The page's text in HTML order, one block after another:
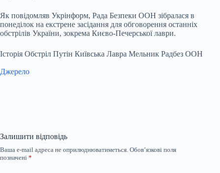
Як повідомляв Укрінформ, Рада Безпеки ООН зібралася в
понеділок на екстрене засідання для обговорення останніх
обстрілів України, зокрема Києво-Печерської лаври.
Історія Обстріл Путін Київська Лавра Мельник Радбез ООН
Джерело
Залишити відповідь
Ваша e-mail адреса не оприлюднюватиметься. Обов’язкові поля
позначені *